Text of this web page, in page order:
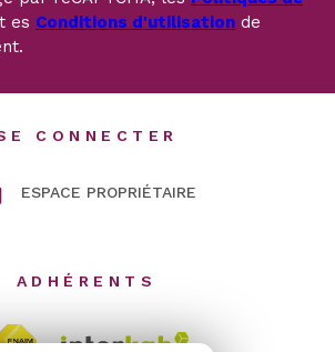
es Conditions d'utilisation de
CONNECTER
ESPACE PROPRIÉTAIRE
ADHÉRENTS